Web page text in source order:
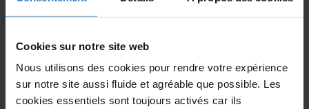
Cookies sur notre site web
Nous utilisons des cookies pour rendre votre expérience
sur notre site aussi fluide et agréable que possible. Les
cookies essentiels sont toujours activés car ils
Navette extérieure 27 juillet 2026